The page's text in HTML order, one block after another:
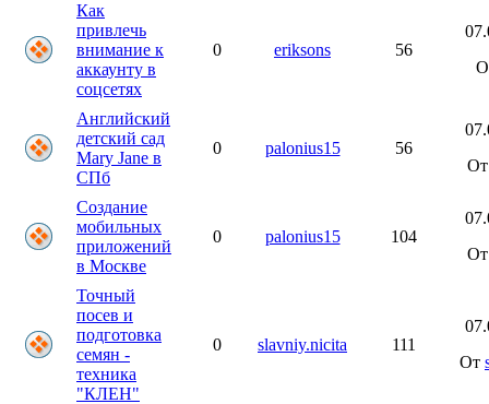
Как
привлечь
внимание к
аккаунту в
соцсетях
0 eriksons 56
Английский
детский сад
Mary Jane в
СПб
0 palonius15 56
Создание
мобильных
приложений
в Москве
0 palonius15 104
Точный
посев и
подготовка
семян -
техника
"КЛЕН"
0 slavniy.nicita 111
От